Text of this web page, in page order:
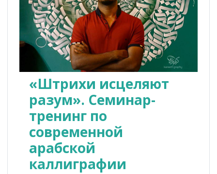
«Штрихи исцеляют
разум». Семинар-
тренинг по
современной
арабской
каллиграфии